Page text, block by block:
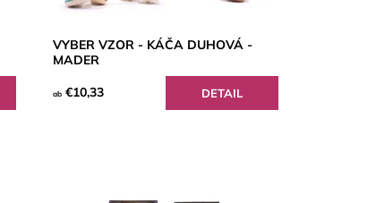
VYBER VZOR - KÁČA DUHOVÁ -
MADER
ab €10,33 DETAIL